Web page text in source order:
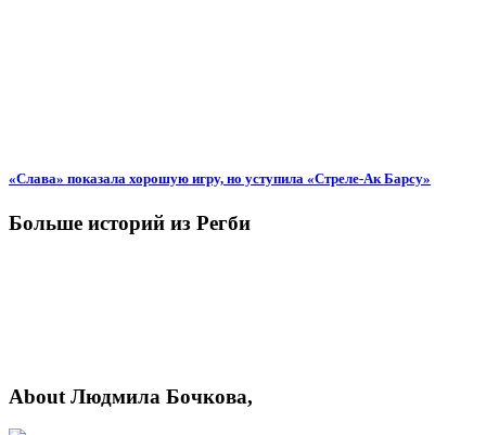
«Слава» показала хорошую игру, но уступила «Стреле-Ак Барсу»
Больше историй из Регби
About Людмила Бочкова,